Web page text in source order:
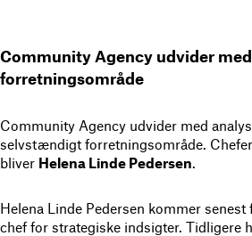
Community Agency udvider
forretningsområde
Community Agency udvider med
selvstændigt forretningsområde.
bliver Helena Linde Pedersen.
Helena Linde Pedersen kommer senest
chef for strategiske indsigter. Tidligere